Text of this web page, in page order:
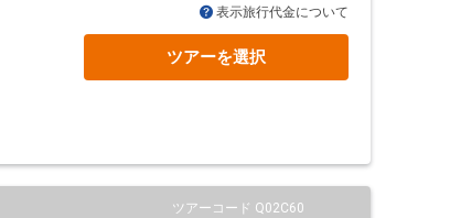
表示旅行代金について
ツアーを選択
ツアーコード Q02C60